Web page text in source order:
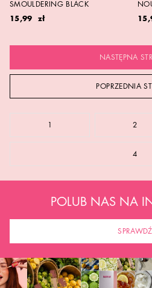
SMOULDERING BLACK
15,99 zł
NASTĘPNA
POPRZEDNIA
1 2
4
POLUB NAS NA
SPRAWDŹ